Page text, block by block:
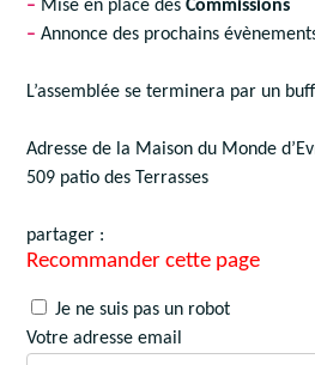
– Mise en place desCommissions
– Annonce des prochains
L’assemblée se terminera par un
Adresse de la Maison du Monde
509 patio des Terrasses
partager :
Recommander cette page
Je ne suis pas un robot
Votre adresse email